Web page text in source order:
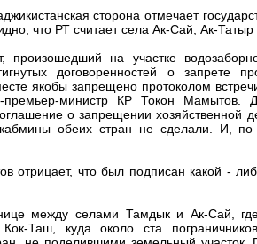
сторона отмечает
что РТ считает села Ак-Сай, Ак-Татыр
произошедший на участке
договоренностей о запрете
якобы запрещено протоколом
министр КР Токон Мамытов.
о запрещении хозяйственной
обеих стран не сделали. И, по
что был подписан какой -
между селами Тамдык и Ак-Сай,
Таш, куда около ста